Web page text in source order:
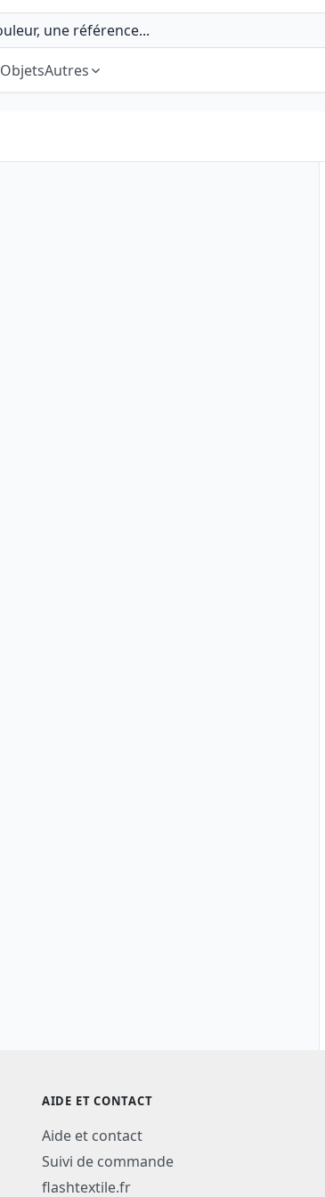
ObjetsAutres
AIDE ET CONTACT
Aide et contact
Suivi de commande
flashtextile.fr